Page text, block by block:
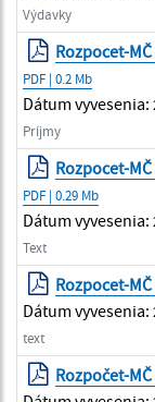
Výdavky
Rozpocet-
PDF | 0.2 Mb
Dátum vyvesenia:
Príjmy
Rozpocet-
PDF | 0.29 Mb
Dátum vyvesenia:
Text
Rozpocet-
Dátum vyvesenia:
text
Rozpočet-